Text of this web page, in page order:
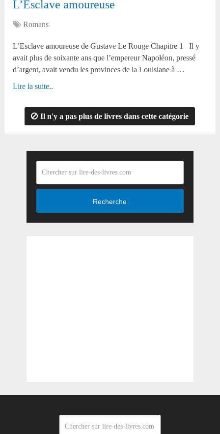
L’Esclave amoureuse
Romans
L’Esclave amoureuse de Gustave Le Rouge Chapitre 1 Il y
avait plus de soixante ans que l’empereur Napoléon, pressé
d’argent, avait vendu les provinces de la Louisiane à …
Lire la suite..
Il n'y a pas plus de livres dans cette catégorie
Recherche